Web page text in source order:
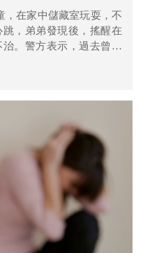
，在家中儲藏室玩耍，不
，弟弟發現後，搖醒在
。警方表示，過去曾發